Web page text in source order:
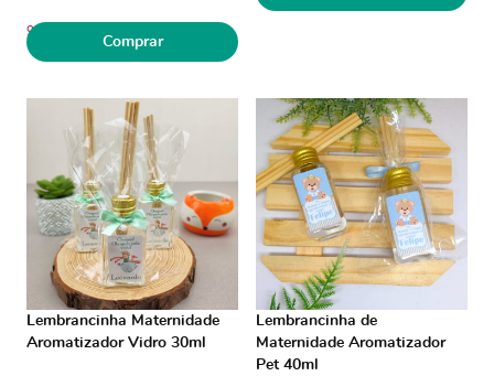
9
Comprar
Lembrancinha Maternidade
Aromatizador Vidro 30ml
Lembrancinha de
Maternidade Aromatizador
Pet 40ml